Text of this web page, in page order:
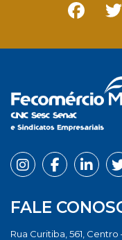
FALE
Rua Curitiba, 561, Centro